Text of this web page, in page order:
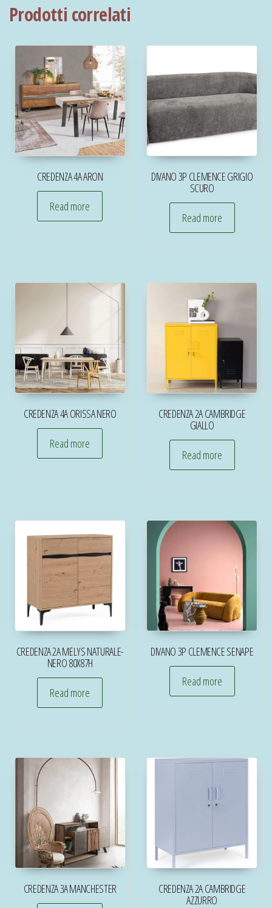
Prodotti correlati
CREDENZA 4A ARON
Read more
DIVANO 3P CLEMENCE GRIGIO
SCURO
Read more
CREDENZA 4A ORISSA NERO
Read more
CREDENZA 2A CAMBRIDGE
GIALLO
Read more
CREDENZA 2A MELYS NATURALE-
NERO 80X87H
Read more
DIVANO 3P CLEMENCE SENAPE
Read more
CREDENZA 3A MANCHESTER CREDENZA 2A CAMBRIDGE
AZZURRO